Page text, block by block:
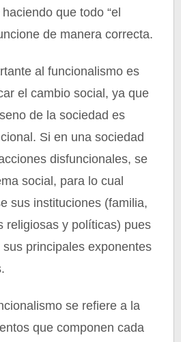
que todo “el
de manera correcta.
al funcionalismo es
el cambio social, ya que
de la sociedad es
Si en una sociedad
disfuncionales, se
social, para lo cual
sus instituciones (familia,
religiosas y políticas) pues
principales exponentes
se refiere a la
que componen cada